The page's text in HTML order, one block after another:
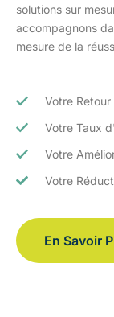
solutions sur
accompagnons
mesure de la
Votre
Votre Taux
Votre
Votre
En Savoir